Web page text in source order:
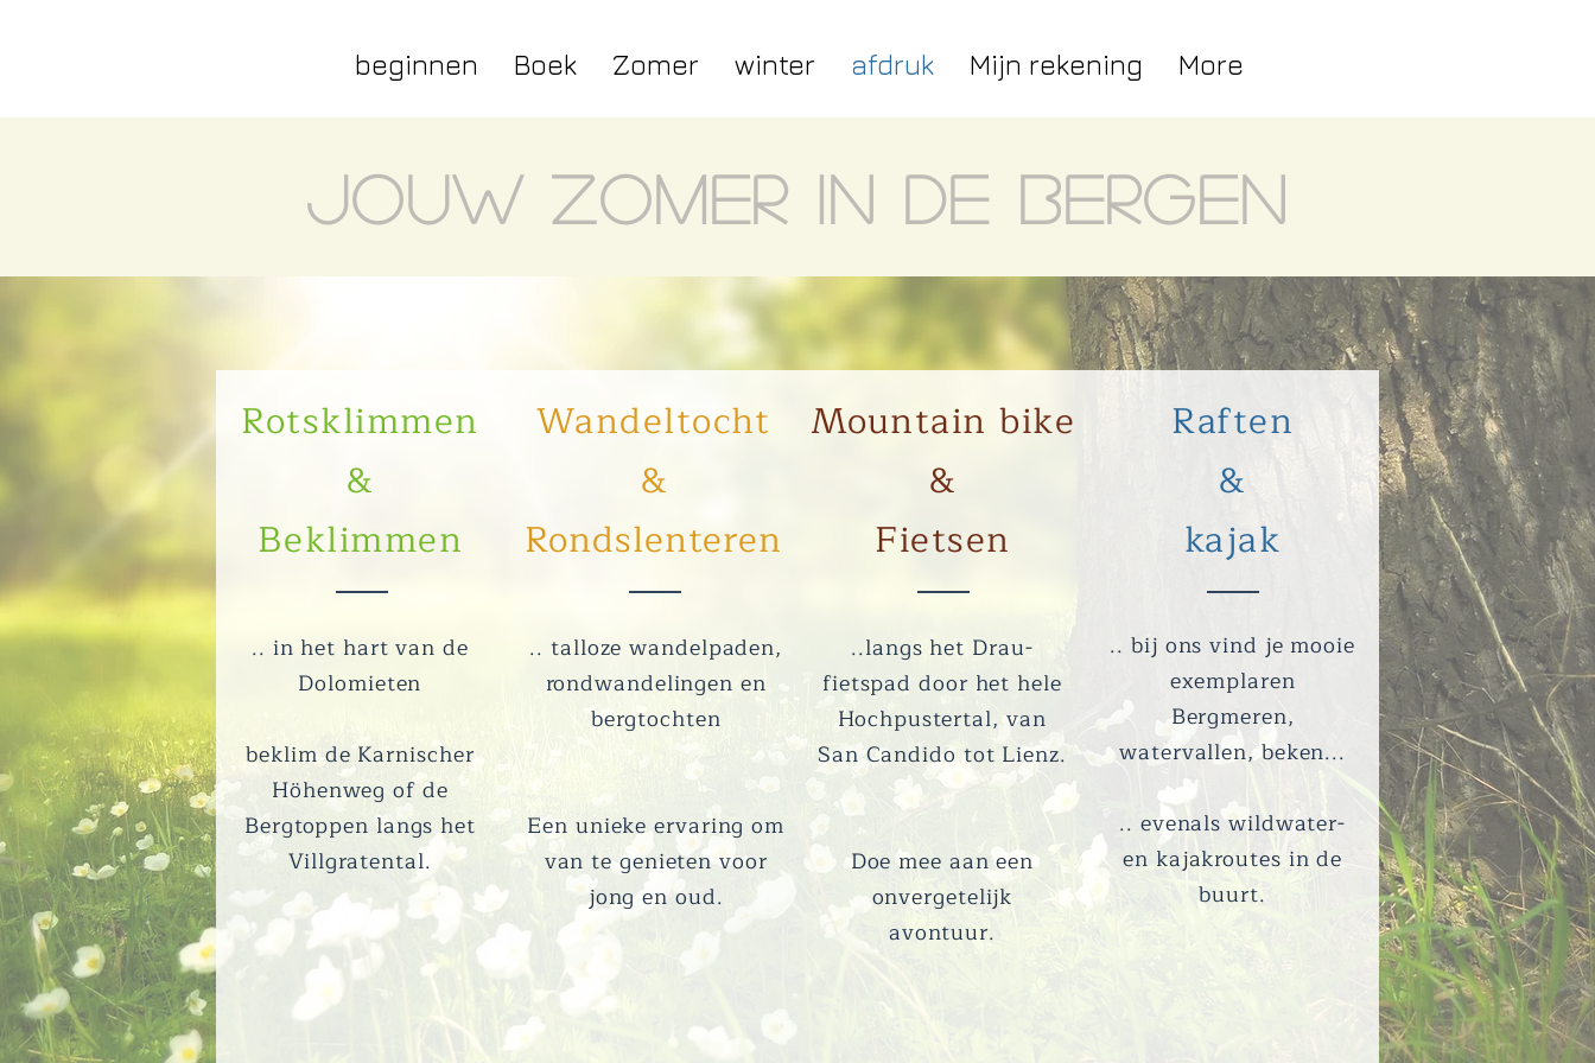
beginnen Boek Zomer winter afdruk Mijn rekening More
Jouw zomer in de bergen
Rotsklimmen
&
Beklimmen
.. in het hart van de
Dolomieten
beklim de Karnischer
Höhenweg of de
Bergtoppen langs het
Villgratental.
Wandeltocht
&
Rondslenteren
.. talloze wandelpaden,
rondwandelingen en
bergtochten
Een unieke ervaring om
van te genieten voor
jong en oud.
Mountain bike
&
Fietsen
..langs het Drau-
fietspad door het hele
Hochpustertal, van
San Candido tot Lienz.
Doe mee aan een
onvergetelijk
avontuur.
Raften
&
kajak
.. bij ons vind je mooie
exemplaren
Bergmeren,
watervallen, beken...
.. evenals wildwater-
en kajakroutes in de
buurt.